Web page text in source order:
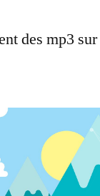
des mp3 sur